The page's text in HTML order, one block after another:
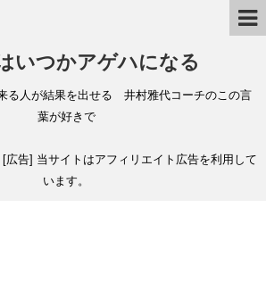
いつかアゲハになる
る人が結果を出せる 井村雅代コーチのこの言
葉が好きで
。
アフィリエイト広告を利用して
います。